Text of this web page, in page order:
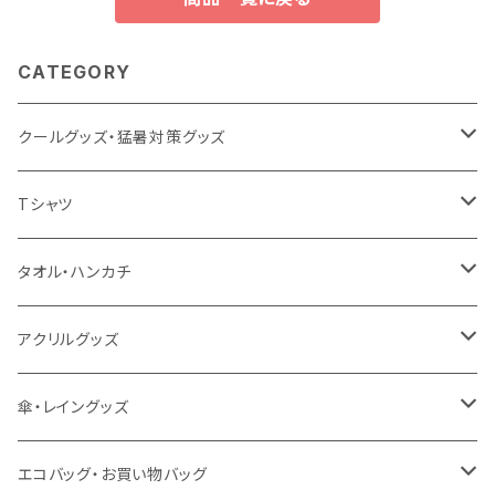
CATEGORY
クールグッズ・猛暑対策グッズ
扇風機
うちわ
猛暑グッズ
冷感グッズ
Tシャツ
カスタムプリントTシャツ（国内プリント）
イージーオーダーTシャツ（海外生産）
タオル・ハンカチ
名入れタオル
今治タオル
泉州おくばりタオル
アクリルグッズ
キーホルダー
スタンド
傘・レイングッズ
傘
エコバッグ・お買い物バッグ